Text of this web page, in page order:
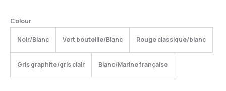
Colour
Noir/Blanc Vert bouteille/Blanc Rouge classique/blanc
Gris graphite/gris clair Blanc/Marine française